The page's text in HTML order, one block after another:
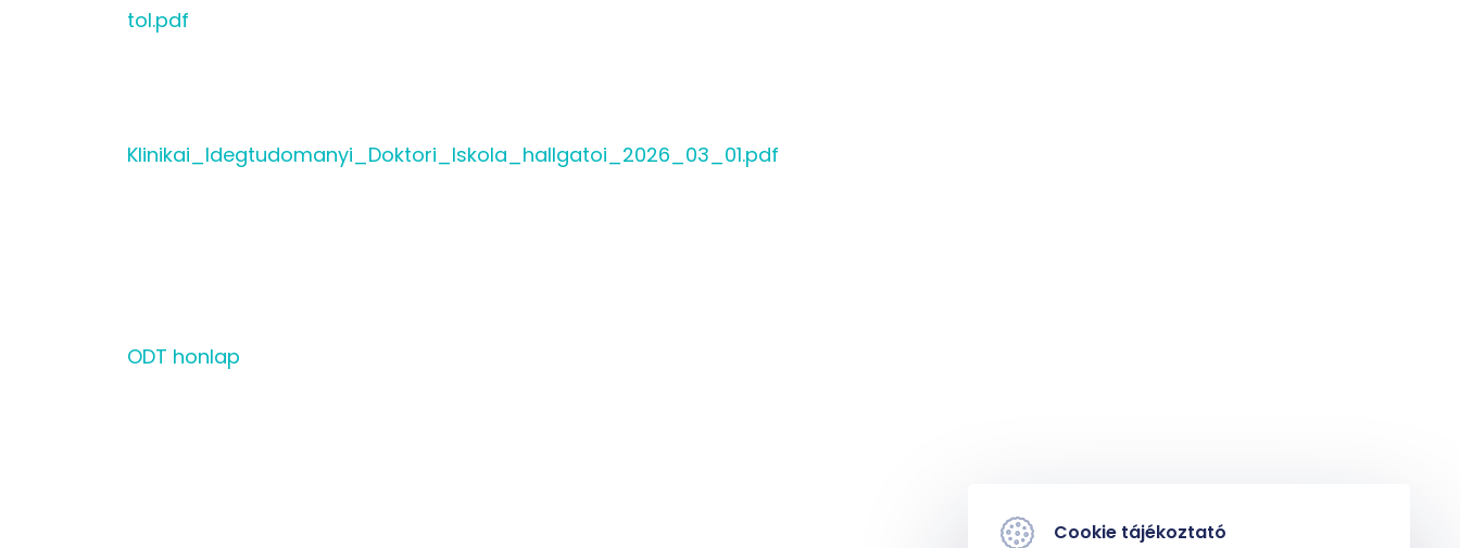
tol.pdf
Klinikai_Idegtudomanyi_Doktori_Iskola_hallgatoi_2026_03_01.pdf
ODT honlap
Cookie tájékoztató